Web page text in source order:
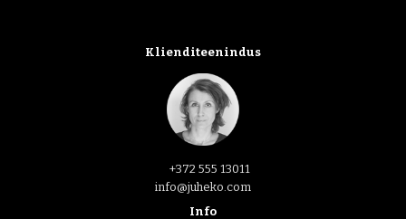
Klienditeenindus
+372 555 13011
info@juheko.com
Info